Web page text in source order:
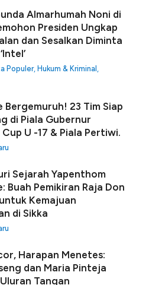
Almarhumah Noni di
Presiden Ungkap
dan Sesalkan Diminta
Populer, Hukum & Kriminal ,
Bergemuruh! 23 Tim Siap
di Piala Gubernur
U -17 & Piala Pertiwi.
Sejarah Yapenthom
Buah Pemikiran Raja Don
Kemajuan
di Sikka
Harapan Menetes:
dan Maria Pinteja
Tangan